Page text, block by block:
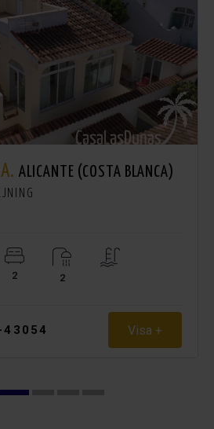
ALICANTE (COSTA BLANCA)
2 2
43054 Visa +